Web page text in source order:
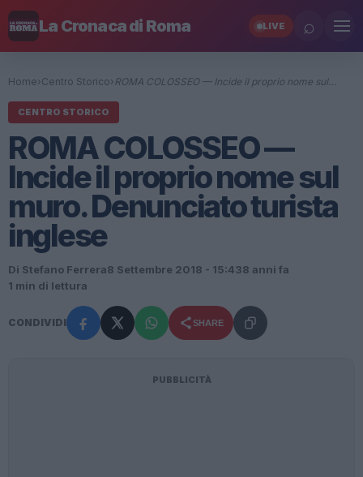
La Cronaca di Roma LIVE ⌕
Home› Centro Storico› ROMA COLOSSEO — Incide il proprio nome sul…
CENTRO STORICO
ROMA COLOSSEO —
Incide il proprio nome sul
muro. Denunciato turista
inglese
Di Stefano Ferrera8 Settembre 2018 - 15:438 anni fa
1 min di lettura
CONDIVIDI SHARE
PUBBLICITÀ